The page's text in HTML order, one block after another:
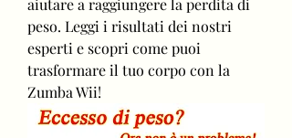
aiutare a raggiungere la perdita di
peso. Leggi i risultati dei nostri
esperti e scopri come puoi
trasformare il tuo corpo con la
Zumba Wii!